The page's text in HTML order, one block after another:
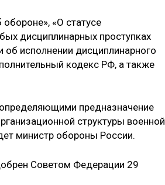
«О статусе
дисциплинарных проступках
исполнении дисциплинарного
кодекс РФ, а также
предназначение
структуры военной
министр обороны России.
Советом Федерации 29